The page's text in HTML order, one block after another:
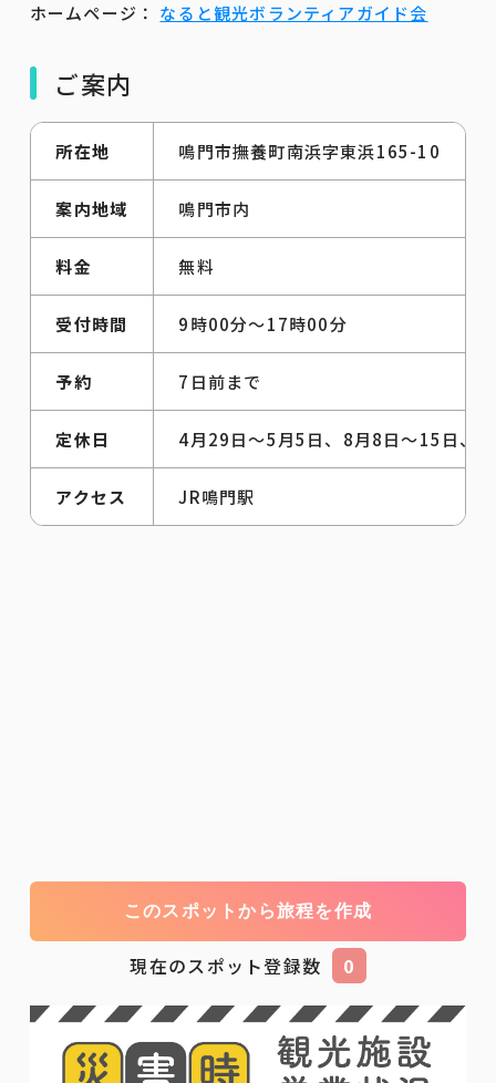
ホームページ： なると観光ボランティアガイド会
ご案内
所在地 鳴門市撫養町南浜字東浜165-10
案内地域 鳴門市内
料金 無料
受付時間 9時00分～17時00分
予約 7日前まで
定休日 4月29日～5月5日、8月8日～15日、
アクセス JR鳴門駅
このスポットから旅程を作成
現在のスポット登録数 0